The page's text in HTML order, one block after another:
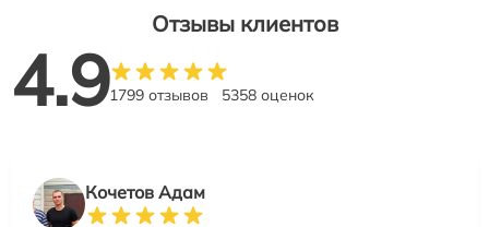
Отзывы клиентов
4.91799 отзывов 5358 оценок
Кочетов Адам